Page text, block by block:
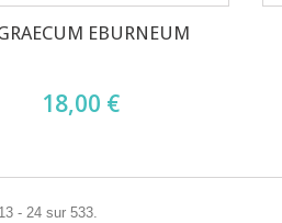
EBURNEUM
18,00 €
- 24 sur 533.